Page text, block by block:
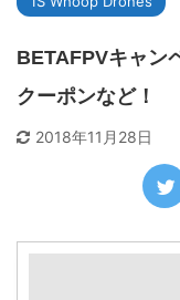
BETAFPVキャン
クーポンなど！
2018年11月28日